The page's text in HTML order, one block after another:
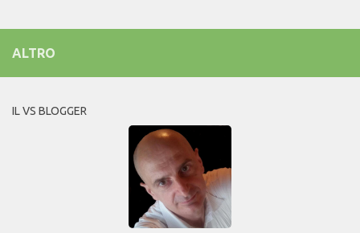
ALTRO
IL VS BLOGGER